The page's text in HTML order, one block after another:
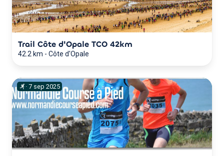
Trail Côte d'Opale TCO 42km
42.2 km - Côte d'Opale
· 7 sep 2025